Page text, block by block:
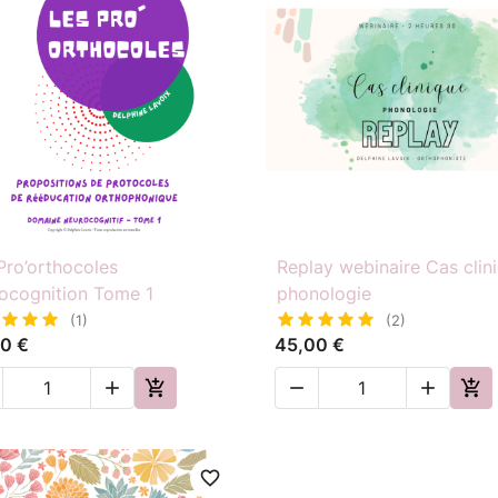
Aperçu rapide
Tome 1
(1)
€
 
Aperçu rapide
Replay webinaire Cas
phonologie
(2)
45,00 €

 
favorite_border